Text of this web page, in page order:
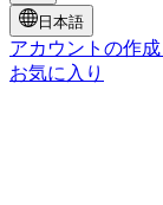
日本語
アカウントの作成
お気に入り